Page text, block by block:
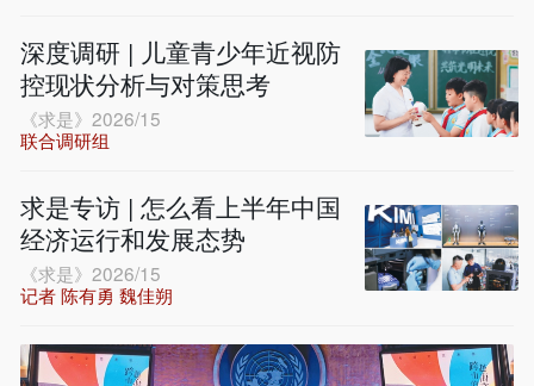
深度调研 | 儿童青少年近视防
控现状分析与对策思考
《求是》2026/15
联合调研组
求是专访 | 怎么看上半年中国
经济运行和发展态势
《求是》2026/15
记者 陈有勇 魏佳朔